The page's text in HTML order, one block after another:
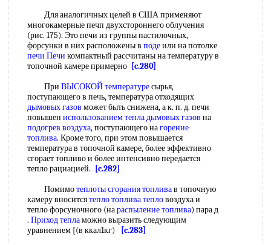
Для аналогичных целей в США применяют
многокамерные печп двухстороннего облучения
(рис. 175). Это печи из группы пастилочных,
форсунки в них расположены в подеили на потолке
печи Печи компактный рассчитаны на температуру в
топочной камере примерно [c.280]
При ВЫСОКОЙ температуресырья,
поступающего в печь, температура отходящих
дымовых газов может быть снижена, а к. п. д. печи
повышен использованием тепла дымовых газов на
подогрев воздуха, поступающего нагорение
топлива. Кроме того, при этом повышается
температура в топочной камере, более эффективно
сгорает топливо и более интенсивно передается
тепло рациацией.
[c.282]
Помимотеплоты сгорания топливав топочную
камеру вноситсятепло топлива тепловоздуха и
тепло форсуночного (нараспыление топлива) пара д
. Приход тепламожно выразить следующим
уравнением [(в ккал1кг)
[c.283]